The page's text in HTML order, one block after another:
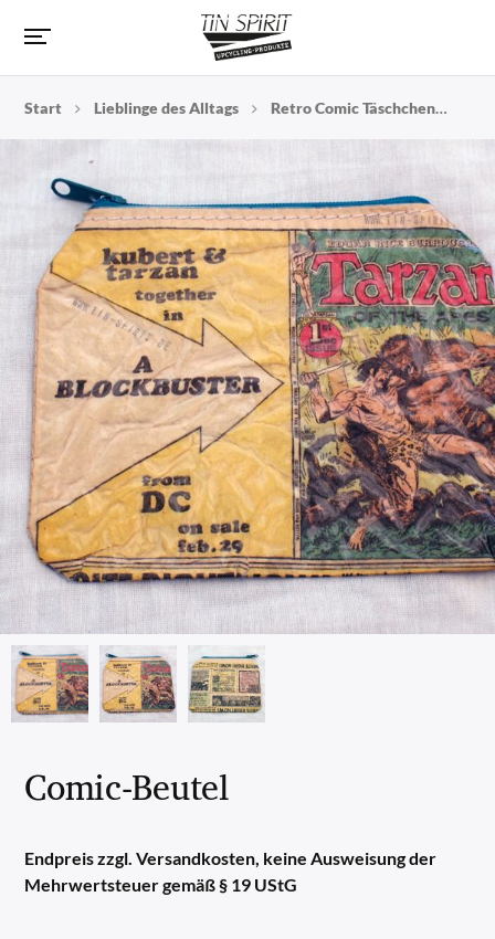
Start Lieblinge des Alltags Retro Comic Täschchen
Comic-Beutel
Endpreis zzgl. Versandkosten, keine Ausweisung der
Mehrwertsteuer gemäß § 19 UStG